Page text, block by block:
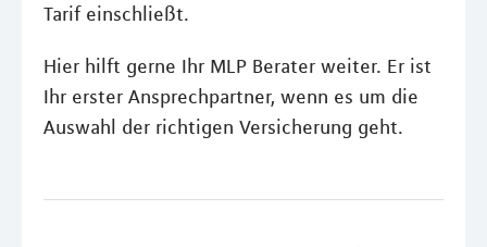
Tarif einschließt.
Hier hilft gerne Ihr MLP Berater weiter. Er ist
Ihr erster Ansprechpartner, wenn es um die
Auswahl der richtigen Versicherung geht.